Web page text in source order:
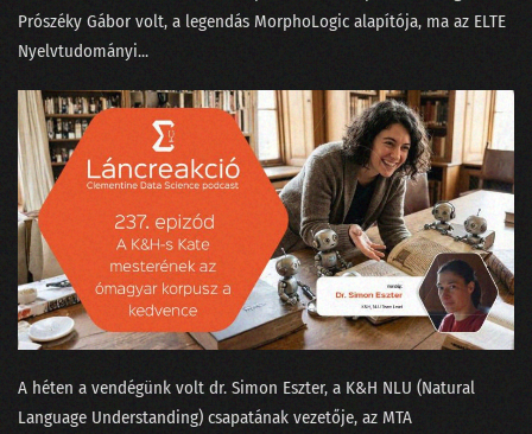
Prószéky Gábor⁠⁠ volt, a legendás MorphoLogic alapítója, ma az ELTE
Nyelvtudományi...
A héten a vendégünk volt ⁠dr. Simon Eszter,⁠ a K&H NLU (Natural
Language Understanding) csapatának vezetője, az MTA